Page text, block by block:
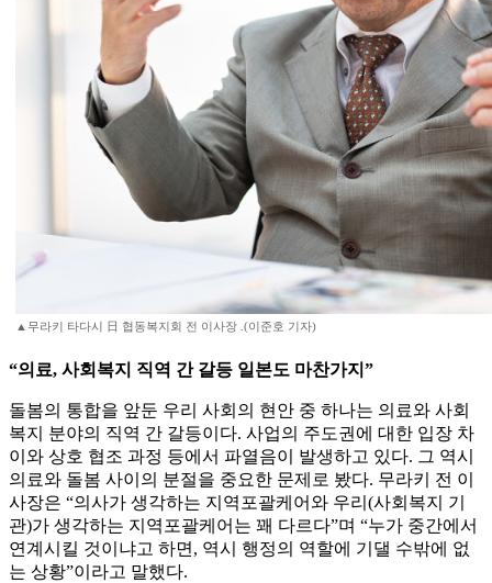
▲무라키 타다시 日 협동복지회 전 이사장 .(이준호 기자)
“의료, 사회복지 직역 간 갈등 일본도 마찬가지”
돌봄의 통합을 앞둔 우리 사회의 현안 중 하나는 의료와 사회
복지 분야의 직역 간 갈등이다. 사업의 주도권에 대한 입장 차
이와 상호 협조 과정 등에서 파열음이 발생하고 있다. 그 역시
의료와 돌봄 사이의 분절을 중요한 문제로 봤다. 무라키 전 이
사장은 “의사가 생각하는 지역포괄케어와 우리(사회복지 기
관)가 생각하는 지역포괄케어는 꽤 다르다”며 “누가 중간에서
연계시킬 것이냐고 하면, 역시 행정의 역할에 기댈 수밖에 없
는 상황”이라고 말했다.